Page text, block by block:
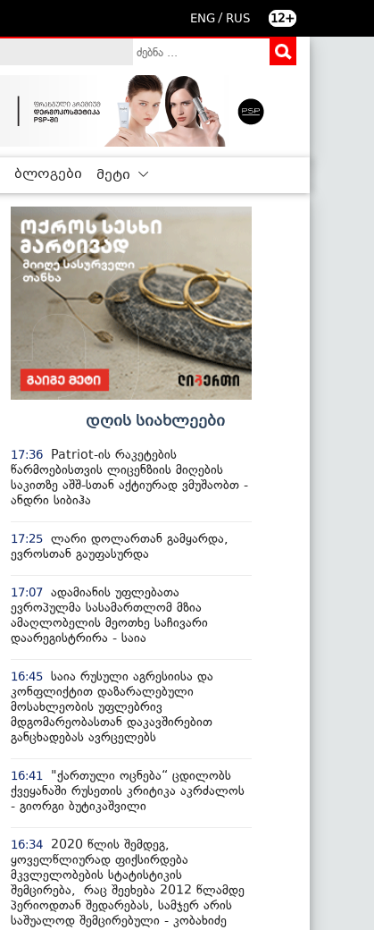
ENG / RUS 12+
ბლოგები მეტი
დღის სიახლეები
17:36
Patriot-ის რაკეტების
წარმოებისთვის ლიცენზიის მიღების
საკითზე აშშ-სთან აქტიურად ვმუშაობთ -
ანდრი სიბიჰა
17:25 ლარი დოლართან გამყარდა,
ევროსთან გაუფასურდა
17:07 ადამიანის უფლებათა
ევროპულმა სასამართლომ მზია
ამაღლობელის მეოთხე საჩივარი
დაარეგისტრირა - საია
16:45 საია რუსული აგრესიისა და
კონფლიქტით დაზარალებული
მოსახლეობის უფლებრივ
მდგომარეობასთან დაკავშირებით
განცხადებას ავრცელებს
16:41
"ქართული ოცნება“ ცდილობს
ქვეყანაში რუსეთის კრიტიკა აკრძალოს
- გიორგი ბუტიკაშვილი
16:34
2020 წლის შემდეგ,
ყოველწლიურად ფიქსირდება
მკვლელობების სტატისტიკის
შემცირება, რაც შეეხება 2012 წლამდე
პერიოდთან შედარებას, სამჯერ არის
საშუალოდ შემცირებული - კობახიძე